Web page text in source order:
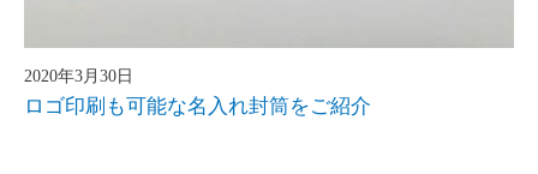
2020年3月30日
ロゴ印刷も可能な名入れ封筒をご紹介